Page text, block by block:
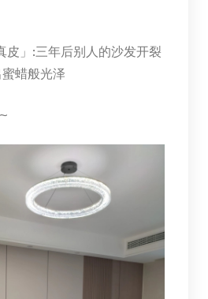
皮」:三年后别人的沙发开裂
蜡般光泽